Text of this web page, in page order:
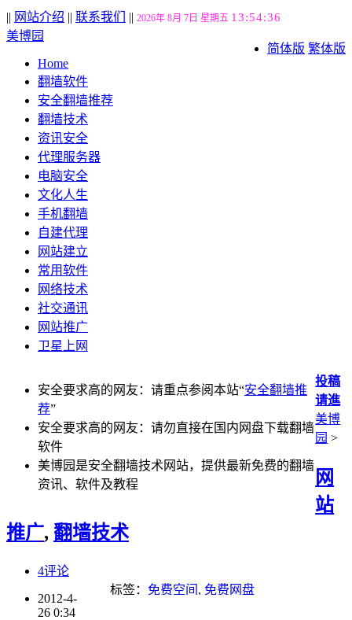
|| 网站介绍 || 联系我们 || 2026年 8月 7日 星期五 13:54:37
简体版 繁体版
美博园
Home
翻墙软件
安全翻墙推荐
翻墙技术
资讯安全
代理服务器
电脑安全
文化人生
手机翻墙
自建代理
网站建立
常用软件
网络技术
社交通讯
网站推广
卫星上网
安全要求高的网友：请重点参阅本站“安全翻墙推
荐”
安全要求高的网友：请勿直接在国内网盘下载翻墙
软件
美博园是安全翻墙技术网站，提供最新免费的翻墙
资讯、软件及教程
投稿
请進
美博
园 >
网
站
推广, 翻墙技术
4评论
标签： 免费空间 , 免费网盘
2012-4-
26 0:34